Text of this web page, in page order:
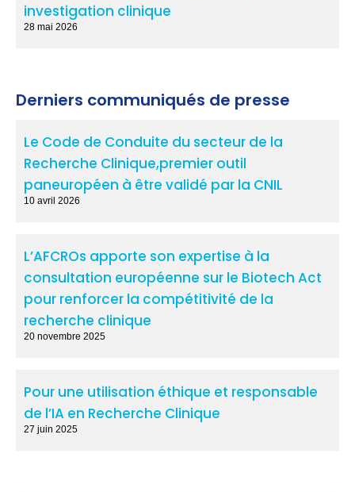
investigation clinique
28 mai 2026
Derniers communiqués de presse
Le Code de Conduite du secteur de la
Recherche Clinique,premier outil
paneuropéen à être validé par la CNIL
10 avril 2026
L’AFCROs apporte son expertise à la
consultation européenne sur le Biotech Act
pour renforcer la compétitivité de la
recherche clinique
20 novembre 2025
Pour une utilisation éthique et responsable
de l’IA en Recherche Clinique
27 juin 2025